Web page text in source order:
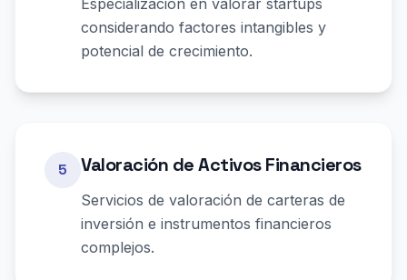
Especialización en valorar startups
considerando factores intangibles y
potencial de crecimiento.
5 Valoración de Activos Financieros
Servicios de valoración de carteras de
inversión e instrumentos financieros
complejos.